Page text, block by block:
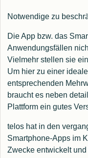
Notwendige zu
Die App bzw. das
Anwendungsfällen
Vielmehr stellen sie
Um hier zu einer
entsprechenden
braucht es neben
Plattform ein gutes
telos hat in den
Smartphone-Apps im
Zwecke entwickelt